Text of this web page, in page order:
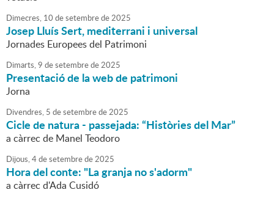
Dimecres, 10 desetembrede2025
Josep Lluís Sert, mediterrani i universal
Jornades Europees del Patrimoni
Dimarts,9 desetembrede2025
Presentació de la web de patrimoni
Jorna
Divendres, 5 desetembrede2025
Cicle de natura - passejada: “Històries del Mar”
a càrrec de Manel Teodoro
Dijous,4desetembrede2025
Hora del conte: "La granja no s'adorm"
a càrrec d'Ada Cusidó